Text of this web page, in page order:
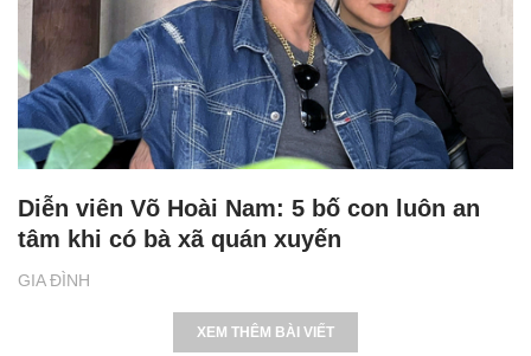
GIA ĐÌNH
Diễn viên Võ Hoài Nam: 5 bố con luôn an
tâm khi có bà xã quán xuyến
XEM THÊM BÀI VIẾT